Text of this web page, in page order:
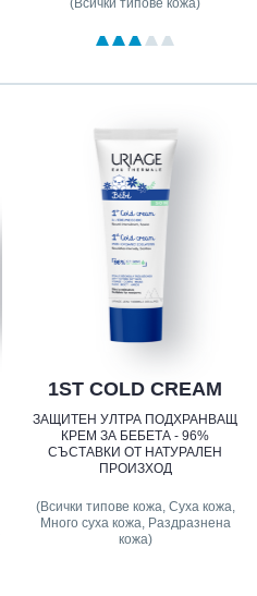
1ST COLD CREAM
ЗАЩИТЕН УЛТРА ПОДХРАНВАЩ
КРЕМ ЗА БЕБЕТА - 96%
СЪСТАВКИ ОТ НАТУРАЛЕН
ПРОИЗХОД
(Всички типове кожа, Суха кожа,
Много суха кожа, Раздразнена
кожа)